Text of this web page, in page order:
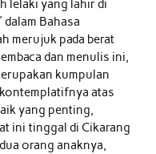
lelaki yang lahir di
Bahasa
merujuk pada berat
dan menulis ini,
kumpulan
atas
yang penting,
ini tinggal di Cikarang
orang anaknya,